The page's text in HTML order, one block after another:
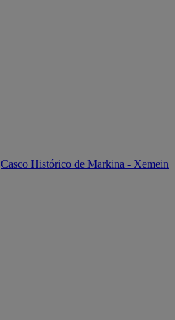
Casco Histórico de Markina - Xemein